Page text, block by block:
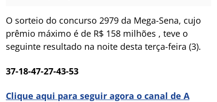
O sorteio do concurso 2979 da Mega-Sena, cujo
prêmio máximo é de R$ 158 milhões , teve o
seguinte resultado na noite desta terça-feira (3).
37-18-47-27-43-53
Clique aqui para seguir agora o canal de A